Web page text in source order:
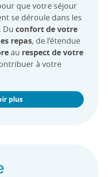
que votre séjour
se déroule dans les
. Du confort de votre
repas, de l’étendue
au respect de votre
à votre
plus